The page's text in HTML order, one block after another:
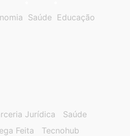
Saúde Educação
Jurídica
Saúde
Feita Tecnohub